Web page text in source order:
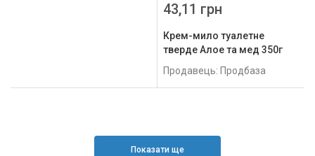
Крем-мило туалетне
тверде Алое та мед 350г
Продавець: Продбаза
43,11 грн
Показати ще